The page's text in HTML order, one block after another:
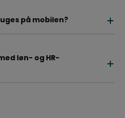
på mobilen?
løn- og HR-